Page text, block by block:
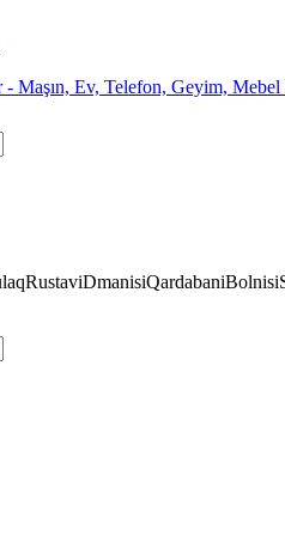
RustaviDmanisiQardabaniBolnisi